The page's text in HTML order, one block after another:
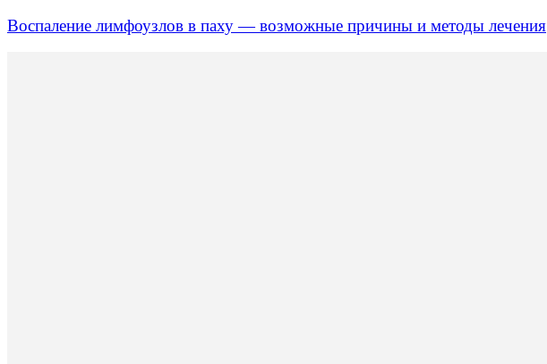
Воспаление лимфоузлов в паху — возможные причины и методы лечения